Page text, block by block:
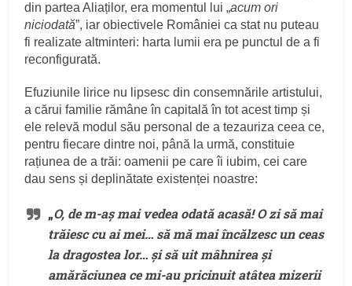
din partea Aliaților, era momentul lui „acum ori
niciodată”, iar obiectivele României ca stat nu puteau
fi realizate altminteri: harta lumii era pe punctul de a fi
reconfigurată.
Efuziunile lirice nu lipsesc din consemnările artistului,
a cărui familie rămâne în capitală în tot acest timp și
ele relevă modul său personal de a tezauriza ceea ce,
pentru fiecare dintre noi, până la urmă, constituie
rațiunea de a trăi: oamenii pe care îi iubim, cei care
dau sens și deplinătate existenței noastre:
„O, de m-aș mai vedea odată acasă! O zi să mai
trăiesc cu ai mei… să mă mai încălzesc un ceas
la dragostea lor… și să uit mâhnirea și
amărăciunea ce mi-au pricinuit atâtea mizerii